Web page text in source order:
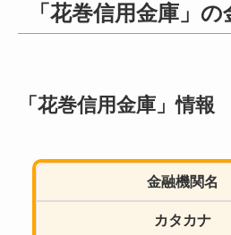
「花巻信用金庫」
「花巻信用金庫」情報
金融機関名
カタカナ